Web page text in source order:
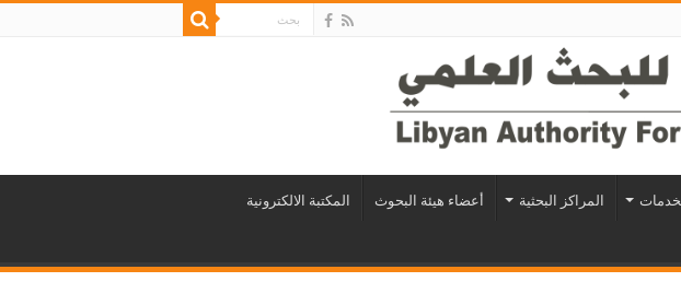
المراكز البحثية أعضاء هيئة البحوث المكتبة الالكترونية